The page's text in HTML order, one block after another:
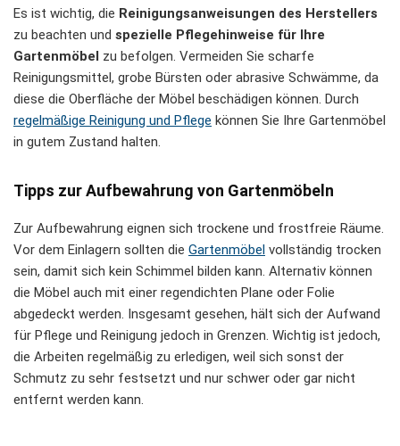
Es ist wichtig, die Reinigungsanweisungen des Herstellers
zu beachten und spezielle Pflegehinweise für Ihre
Gartenmöbel zu befolgen. Vermeiden Sie scharfe
Reinigungsmittel, grobe Bürsten oder abrasive Schwämme, da
diese die Oberfläche der Möbel beschädigen können. Durch
regelmäßige Reinigung und Pflege können Sie Ihre Gartenmöbel
in gutem Zustand halten.
Tipps zur Aufbewahrung von Gartenmöbeln
Zur Aufbewahrung eignen sich trockene und frostfreie Räume.
Vor dem Einlagern sollten die Gartenmöbel vollständig trocken
sein, damit sich kein Schimmel bilden kann. Alternativ können
die Möbel auch mit einer regendichten Plane oder Folie
abgedeckt werden. Insgesamt gesehen, hält sich der Aufwand
für Pflege und Reinigung jedoch in Grenzen. Wichtig ist jedoch,
die Arbeiten regelmäßig zu erledigen, weil sich sonst der
Schmutz zu sehr festsetzt und nur schwer oder gar nicht
entfernt werden kann.